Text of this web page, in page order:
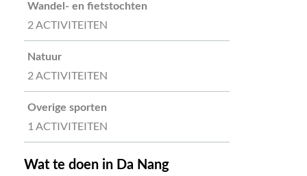
Wandel- en fietstochten
2 ACTIVITEITEN
Natuur
2 ACTIVITEITEN
Overige sporten
1 ACTIVITEITEN
Wat te doen in Da Nang